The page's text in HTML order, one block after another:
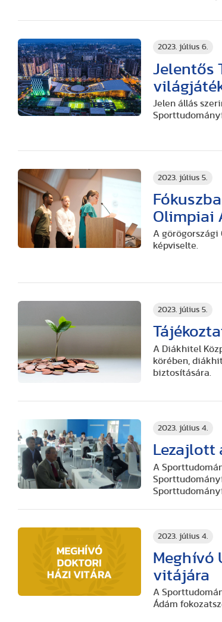
2023. július 6.
Jelentős
Jelen állás
2023. július 5.
Olimpiai
A görögországi
képviselte.
2023. július 5.
A Diákhitel
körében,
biztosítására.
2023. július 4.
Lezajlott
A
2023. július 4.
Meghívó
vitájára
A
Ádám